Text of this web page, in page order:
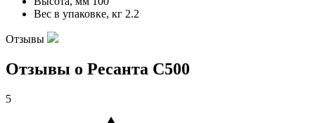
Вес в упаковке, кг 2.2
Отзывы
Отзывы о Ресанта С500
5